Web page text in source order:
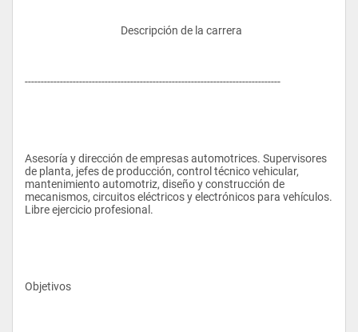
					Descripción de la carrera
--------------------------------------------------------------------------------
Asesoría y dirección de empresas automotrices. Supervisores
de planta, jefes de producción, control técnico vehicular,
mantenimiento automotriz, diseño y construcción de
mecanismos, circuitos eléctricos y electrónicos para vehículos.
Libre ejercicio profesional.
Objetivos